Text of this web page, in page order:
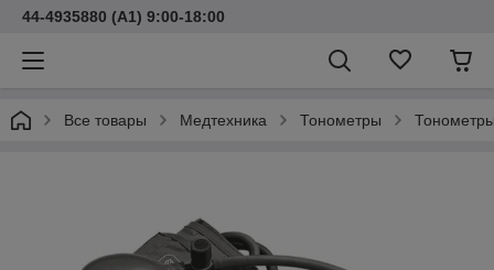
44-4935880 (A1) 9:00-18:00
Все товары Медтехника Тонометры